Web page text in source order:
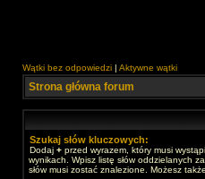
Wątki bez odpowiedzi | Aktywne wątki
Strona główna forum
Szukaj słów kluczowych:
Dodaj + przed wyrazem, który musi
wynikach. Wpisz listę słów oddzielanych
słów musi zostać znalezione. Możesz